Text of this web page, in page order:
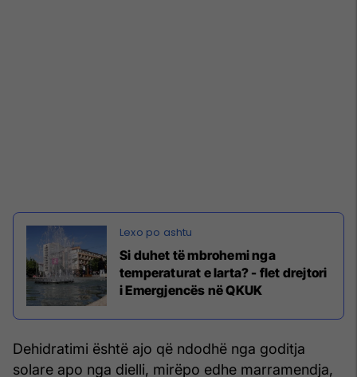
Si duhet të mbrohemi nga
temperaturat e larta? - flet drejtori
i Emergjencës në QKUK
Dehidratimi është ajo që ndodhë nga goditja
solare apo nga dielli, mirëpo edhe marramendja,